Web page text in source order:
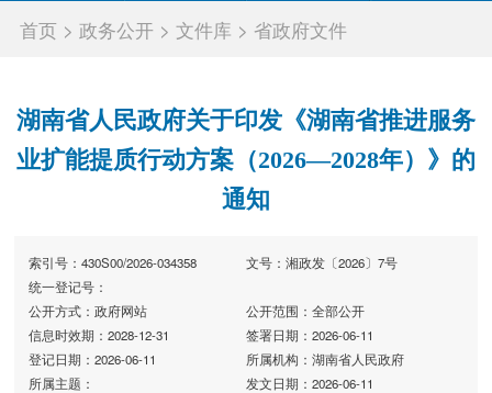
首页 >政务公开 >文件库 > 省政府文件
湖南省人民政府关于印发《湖南省推进服务
业扩能提质行动方案（2026—2028年）》的
通知
索引号：430S00/2026-034358
文号：湘政发〔2026〕7号
统一登记号：
公开方式：政府网站
公开范围：全部公开
信息时效期：2028-12-31
签署日期：2026-06-11
登记日期：2026-06-11
所属机构：湖南省人民政府
所属主题：
发文日期：2026-06-11